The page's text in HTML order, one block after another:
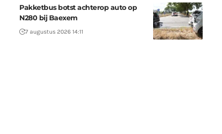
Pakketbus botst achterop auto op
N280 bij Baexem
7 augustus 2026 14:11